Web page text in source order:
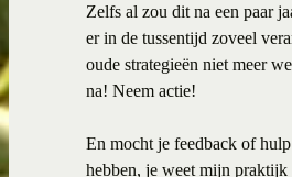
Zelfs al zou dit na een paar
er in de tussentijd zoveel
oude strategieën niet meer
na! Neem actie!
En mocht je feedback of
hebben, je weet mijn praktijk